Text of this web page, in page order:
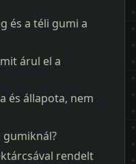
és a téli gumi a
árul el a
és állapota, nem
rendelt